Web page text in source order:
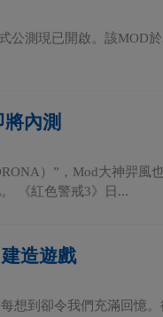
公測現已開啟。該MOD
內測
）”，Mod大神羿風
《紅色警戒3》日...
造遊戲
想到卻令我們充滿回憶